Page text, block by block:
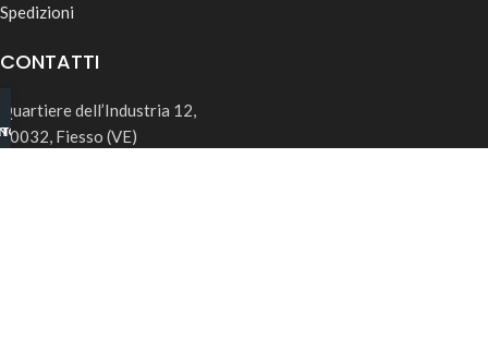
Spedizioni
CONTATTI
Quartiere dell’Industria 12,
30032, Fiesso (VE)
B2B